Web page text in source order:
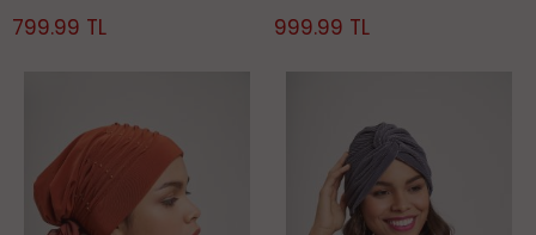
799.99 TL 999.99 TL